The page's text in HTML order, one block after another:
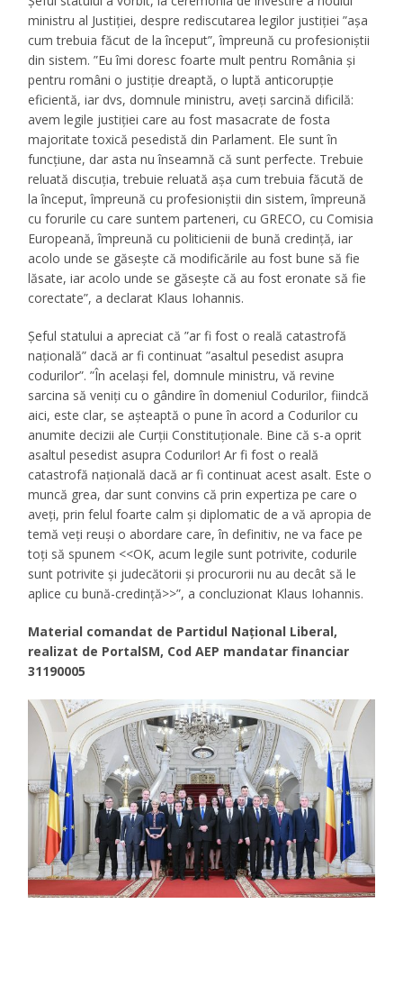
ministru al Justiţiei, despre rediscutarea legilor justiţiei ”aşa
cum trebuia făcut de la început”, împreună cu profesioniştii
din sistem. ”Eu îmi doresc foarte mult pentru România şi
pentru români o justiţie dreaptă, o luptă anticorupţie
eficientă, iar dvs, domnule ministru, aveţi sarcină dificilă:
avem legile justiţiei care au fost masacrate de fosta
majoritate toxică pesedistă din Parlament. Ele sunt în
funcţiune, dar asta nu înseamnă că sunt perfecte. Trebuie
reluată discuţia, trebuie reluată aşa cum trebuia făcută de
la început, împreună cu profesioniştii din sistem, împreună
cu forurile cu care suntem parteneri, cu GRECO, cu Comisia
Europeană, împreună cu politicienii de bună credinţă, iar
acolo unde se găseşte că modificările au fost bune să fie
lăsate, iar acolo unde se găseşte că au fost eronate să fie
corectate”, a declarat Klaus Iohannis.
Șeful statului a apreciat că ”ar fi fost o reală catastrofă
naţională” dacă ar fi continuat ”asaltul pesedist asupra
codurilor”. ”În același fel, domnule ministru, vă revine
sarcina să veniți cu o gândire în domeniul Codurilor, fiindcă
aici, este clar, se așteaptă o pune în acord a Codurilor cu
anumite decizii ale Curții Constituționale. Bine că s-a oprit
asaltul pesedist asupra Codurilor! Ar fi fost o reală
catastrofă națională dacă ar fi continuat acest asalt. Este o
muncă grea, dar sunt convins că prin expertiza pe care o
aveți, prin felul foarte calm și diplomatic de a vă apropia de
temă veți reuși o abordare care, în definitiv, ne va face pe
toți să spunem <<OK, acum legile sunt potrivite, codurile
sunt potrivite și judecătorii și procurorii nu au decât să le
aplice cu bună-credință>>”, a concluzionat Klaus Iohannis.
Material comandat de Partidul Național Liberal,
realizat de PortalSM, Cod AEP mandatar financiar
31190005